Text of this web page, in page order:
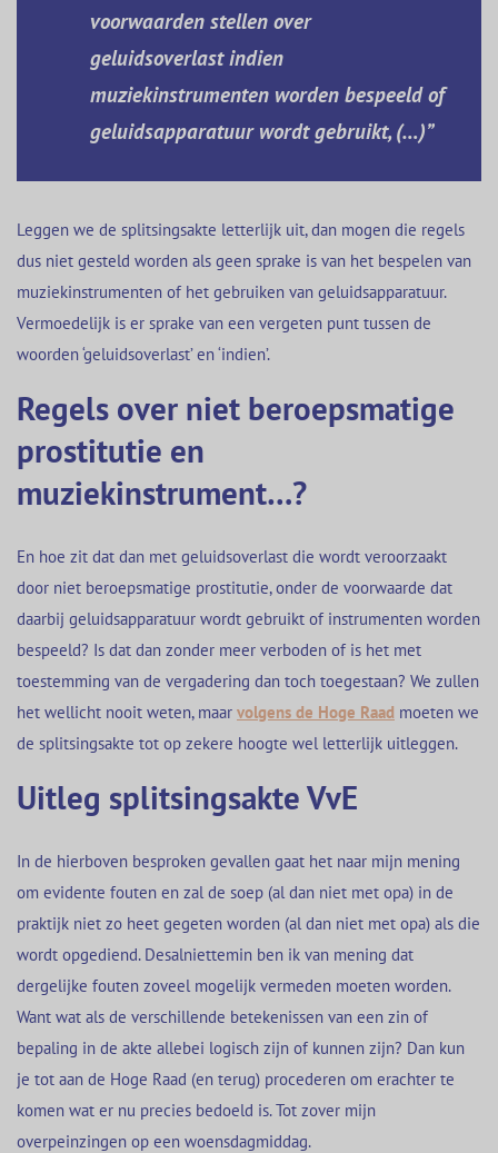
voorwaarden stellen over
geluidsoverlast indien
muziekinstrumenten worden bespeeld of
geluidsapparatuur wordt gebruikt, (…)”
Leggen we de splitsingsakte letterlijk uit, dan mogen die regels
dus niet gesteld worden als geen sprake is van het bespelen van
muziekinstrumenten of het gebruiken van geluidsapparatuur.
Vermoedelijk is er sprake van een vergeten punt tussen de
woorden ‘geluidsoverlast’ en ‘indien’.
Regels over niet beroepsmatige
prostitutie en
muziekinstrument…?
En hoe zit dat dan met geluidsoverlast die wordt veroorzaakt
door niet beroepsmatige prostitutie, onder de voorwaarde dat
daarbij geluidsapparatuur wordt gebruikt of instrumenten worden
bespeeld? Is dat dan zonder meer verboden of is het met
toestemming van de vergadering dan toch toegestaan? We zullen
het wellicht nooit weten, maar volgens de Hoge Raad moeten we
de splitsingsakte tot op zekere hoogte wel letterlijk uitleggen.
Uitleg splitsingsakte VvE
In de hierboven besproken gevallen gaat het naar mijn mening
om evidente fouten en zal de soep (al dan niet met opa) in de
praktijk niet zo heet gegeten worden (al dan niet met opa) als die
wordt opgediend. Desalniettemin ben ik van mening dat
dergelijke fouten zoveel mogelijk vermeden moeten worden.
Want wat als de verschillende betekenissen van een zin of
bepaling in de akte allebei logisch zijn of kunnen zijn? Dan kun
je tot aan de Hoge Raad (en terug) procederen om erachter te
komen wat er nu precies bedoeld is. Tot zover mijn
overpeinzingen op een woensdagmiddag.